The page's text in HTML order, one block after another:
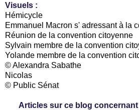
Visuels :
Hémicycle
Emmanuel Macron s' adressant à la
Réunion de la convention citoyenne
Sylvain membre de la convention
Yolande membre de la convention
© Alexandra Sabathe
Nicolas
© Public Sénat
Articles sur ce blog concernant